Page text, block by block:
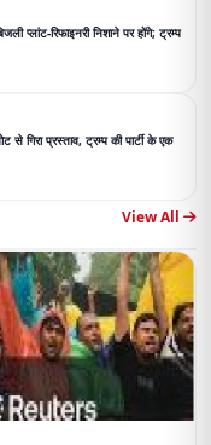
प्लांट-रिफाइनरी निशाने पर होंगे; ट्रम्प
गिरा प्रस्ताव, ट्रम्प की पार्टी के एक
View All